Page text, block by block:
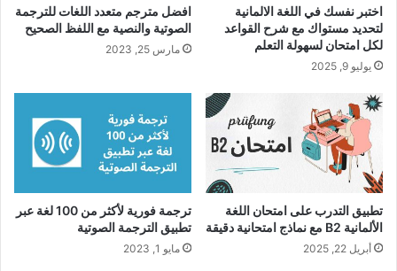
اختبر نفسك في اللغة الالمانية
لتحديد مستواك مع شرح القواعد
لكل امتحان لسهولة التعلم
يوليو 9, 2025
افضل مترجم متعدد اللغات للترجمة
الصوتية والنصية مع اللفظ الصحيح
مارس 25, 2023
تطبيق التدرب على امتحان اللغة
الألمانية B2 مع نماذج امتحانية دقيقة
أبريل 22, 2025
ترجمة فورية لأكثر من 100 لغة عبر
تطبيق الترجمة الصوتية
مايو 1, 2023